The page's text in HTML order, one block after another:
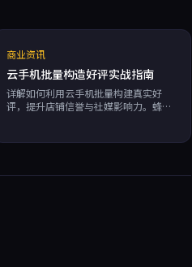
商业资讯
云手机批量构造好评实战指南
详解如何利用云手机批量构建真实好
评，提升店铺信誉与社媒影响力。蜂巢
费，助力副业赚钱高效稳定。